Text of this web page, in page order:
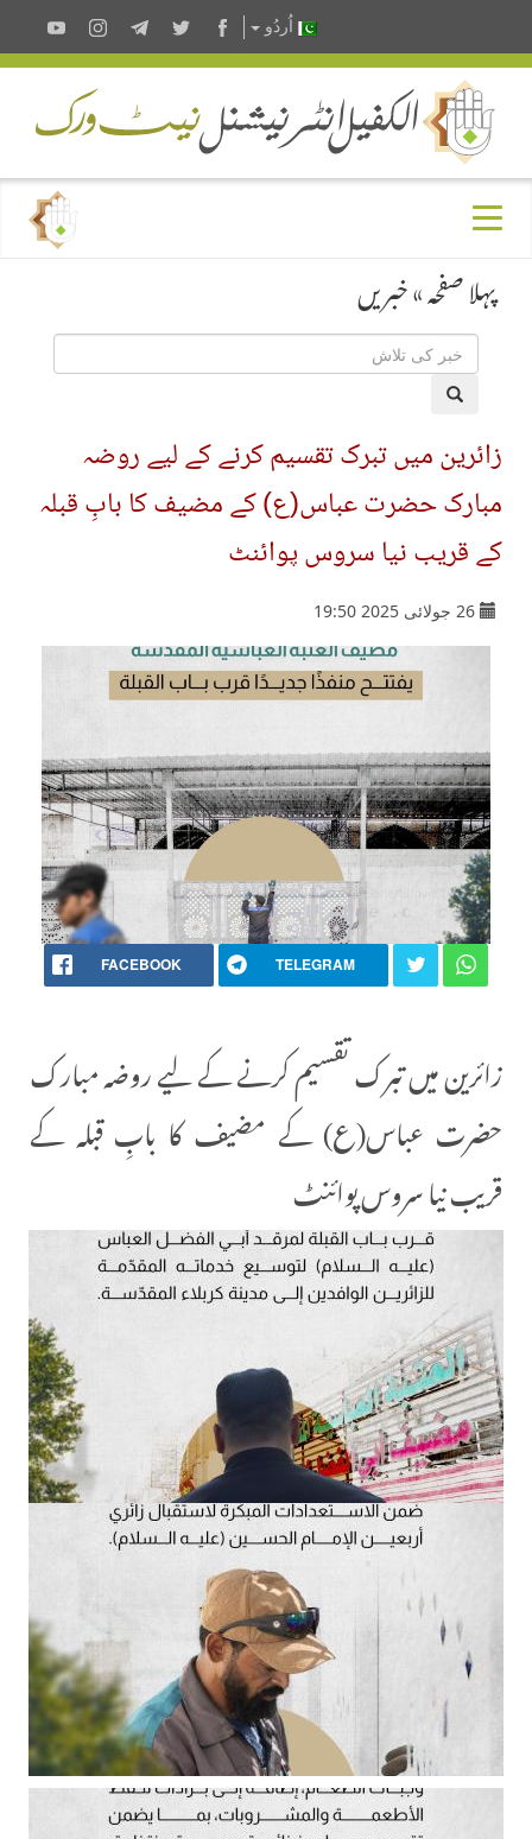
اُردُو
پہلا صفحہ»خبریں
زائرین میں تبرک تقسیم کرنے کے لیے روضہ
مبارک حضرت عباس(ع) کے مضیف کا بابِ قبلہ
کے قریب نیا سروس پوائنٹ
26 جولائی 2025 19:50
FACEBOOK TELEGRAM
زائرین میں تبرک تقسیم کرنے کے لیے روضہ مبارک
حضرت عباس(ع) کے مضیف کا بابِ قبلہ کے
قریب نیا سروس پوائنٹ